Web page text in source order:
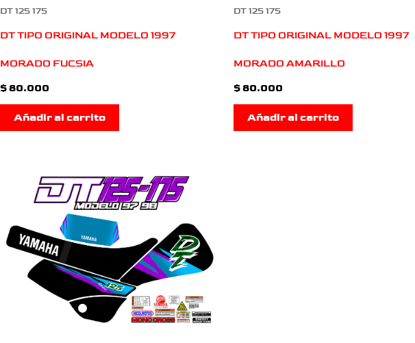
DT 125 175
DT TIPO ORIGINAL MODELO 1997
MORADO FUCSIA
$80.000
Añadir al carrito
DT 125 175
DT TIPO ORIGINAL MODELO 1997
MORADO AMARILLO
$80.000
Añadir al carrito